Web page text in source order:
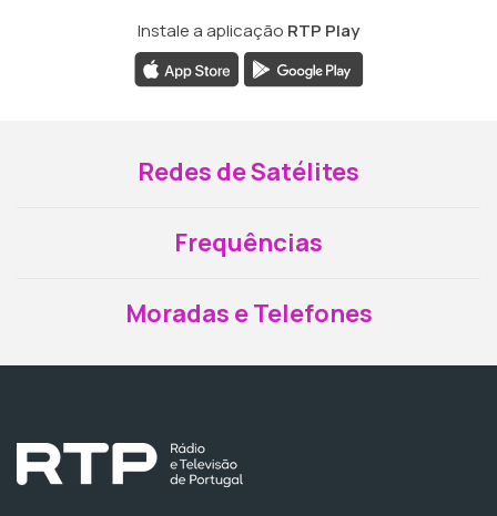
Instale a aplicação RTP Play
Redes de Satélites
Frequências
Moradas e Telefones